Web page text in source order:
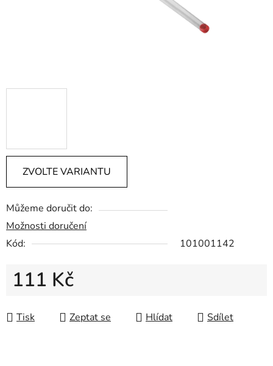
ZVOLTE VARIANTU
Můžeme doručit do:
Možnosti doručení
Kód:
101001142
111 Kč
Tisk
Zeptat se Hlídat Sdílet